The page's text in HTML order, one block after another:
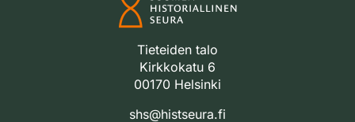
Tieteiden talo
Kirkkokatu 6
00170 Helsinki
shs@histseura.fi